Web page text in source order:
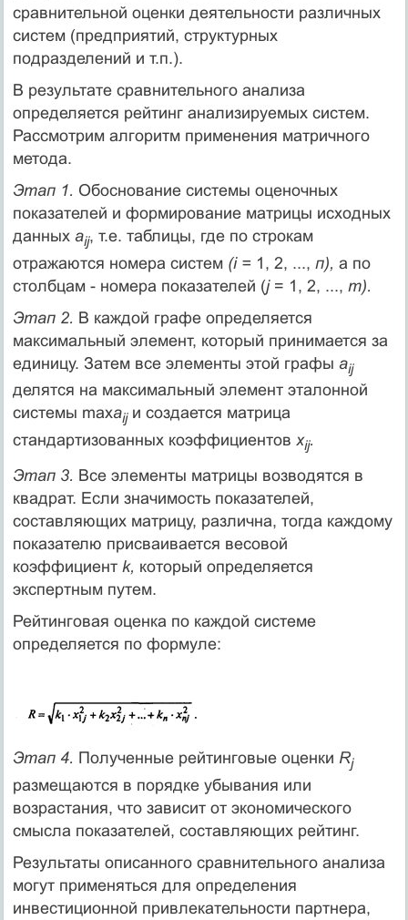
сравнительной оценки деятельности различных
систем (предприятий, структурных
подразделений и т.п.).
В результате сравнительного анализа
определяется рейтинг анализируемых систем.
Рассмотрим алгоритм применения матричного
метода.
Этап 1. Обоснование системы оценочных
показателей и формирование матрицы исходных
данных aij, т.е. таблицы, где по строкам
отражаются номера систем (i =1, 2, ..., п), а по
столбцам - номера показателей (j= 1, 2, ..., т).
Этап 2. В каждой графе определяется
максимальный элемент, который принимается за
единицу. Затем все элементы этой графы aij
делятся на максимальный элемент эталонной
системы mахaijи создается матрица
стандартизованных коэффициентов xij.
Этап 3. Все элементы матрицы возводятся в
квадрат. Если значимость показателей,
составляющих матрицу, различна, тогда каждому
показателю присваивается весовой
коэффициент k, который определяется
экспертным путем.
Рейтинговая оценка по каждой системе
определяется по формуле:
Этап 4. Полученные рейтинговые оценки Rj
размещаются в порядке убывания или
возрастания, что зависит от экономического
смысла показателей, составляющих рейтинг.
Результаты описанного сравнительного анализа
могут применяться для определения
инвестиционной привлекательности партнера,